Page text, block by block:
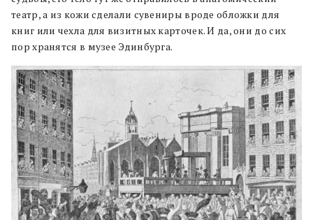
театр, а из кожи сделали сувениры вроде обложки для
книг или чехла для визитных карточек. И да, они до сих
пор хранятся в музее Эдинбурга.